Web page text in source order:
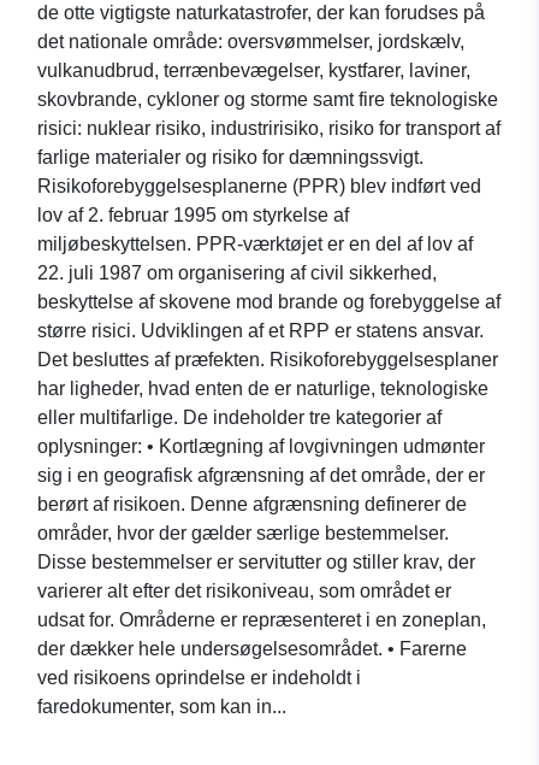
de otte vigtigste naturkatastrofer, der kan forudses på
det nationale område: oversvømmelser, jordskælv,
vulkanudbrud, terrænbevægelser, kystfarer, laviner,
skovbrande, cykloner og storme samt fire teknologiske
risici: nuklear risiko, industririsiko, risiko for transport af
farlige materialer og risiko for dæmningssvigt.
Risikoforebyggelsesplanerne (PPR) blev indført ved
lov af 2. februar 1995 om styrkelse af
miljøbeskyttelsen. PPR-værktøjet er en del af lov af
22. juli 1987 om organisering af civil sikkerhed,
beskyttelse af skovene mod brande og forebyggelse af
større risici. Udviklingen af et RPP er statens ansvar.
Det besluttes af præfekten. Risikoforebyggelsesplaner
har ligheder, hvad enten de er naturlige, teknologiske
eller multifarlige. De indeholder tre kategorier af
oplysninger: • Kortlægning af lovgivningen udmønter
sig i en geografisk afgrænsning af det område, der er
berørt af risikoen. Denne afgrænsning definerer de
områder, hvor der gælder særlige bestemmelser.
Disse bestemmelser er servitutter og stiller krav, der
varierer alt efter det risikoniveau, som området er
udsat for. Områderne er repræsenteret i en zoneplan,
der dækker hele undersøgelsesområdet. • Farerne
ved risikoens oprindelse er indeholdt i
faredokumenter, som kan in...